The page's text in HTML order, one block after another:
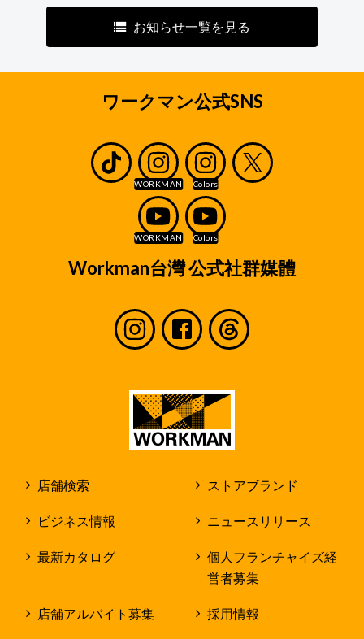
お知らせ一覧を見る
ワークマン公式SNS
Workman台灣 公式社群媒體
店舗検索 ストアブランド
ビジネス情報 ニュースリリース
最新カタログ
個人フランチャイズ経
営者募集
店舗アルバイト募集 採用情報